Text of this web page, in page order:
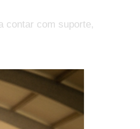
contar com suporte,